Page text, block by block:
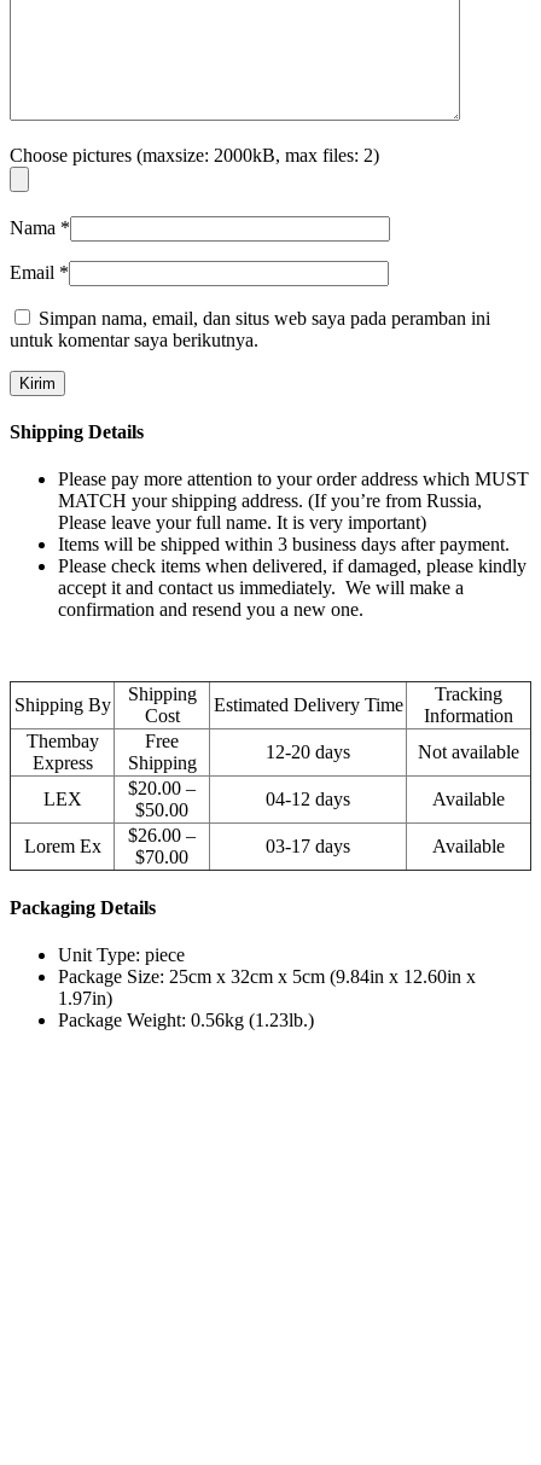
Choose pictures (maxsize: 2000kB, max files: 2)
Nama *
Email *
Simpan nama, email, dan situs web saya pada peramban ini
untuk komentar saya berikutnya.
Shipping Details
Please pay more attention to your order address which MUST
MATCH your shipping address. (If you’re from Russia,
Please leave your full name. It is very important)
Items will be shipped within 3 business days after payment.
Please check items when delivered, if damaged, please kindly
accept it and contact us immediately. We will make a
confirmation and resend you a new one.
Shipping By
Shipping
Cost
Estimated Delivery Time
Tracking
Information
Thembay
Express
Free
Shipping
12-20 days Not available
LEX
$20.00 –
$50.00
04-12 days Available
Lorem Ex
$26.00 –
$70.00
03-17 days Available
Packaging Details
Unit Type: piece
Package Size: 25cm x 32cm x 5cm (9.84in x 12.60in x
1.97in)
Package Weight: 0.56kg (1.23lb.)